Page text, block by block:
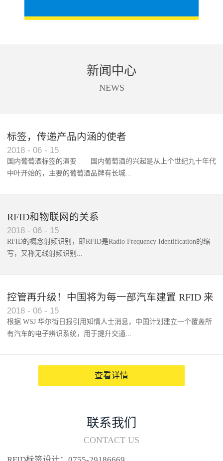
新闻中心
NEWS
标签，传递产品内涵的使者
2018 - 06 - 15
国内葡萄酒标签的演变 国内葡萄酒的兴起是从上个世纪九十年代
中叶开始的，主要的葡萄酒品牌有长城...
RFID和物联网的关系
2018 - 06 - 15
RFID的概念射频识别，即RFID是Radio Frequency Identification的缩
写，又称无线射频识别...
控管再升级！中国将为每一部汽车建置 RFID 来
架构辨识系统
2018 - 06 - 15
根据 WSJ 华尔街日报引用知情人士消息，中国计划建立一个覆盖所
有汽车的电子辨识系统，用于提升交通...
查看详情
联系我们
CONTACT US